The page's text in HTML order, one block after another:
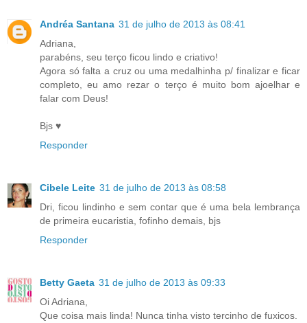
Andréa Santana 31 de julho de 2013 às 08:41
Adriana,
parabéns, seu terço ficou lindo e criativo!
Agora só falta a cruz ou uma medalhinha p/ finalizar e ficar
completo, eu amo rezar o terço é muito bom ajoelhar e
falar com Deus!
Bjs ♥
Responder
Cibele Leite 31 de julho de 2013 às 08:58
Dri, ficou lindinho e sem contar que é uma bela lembrança
de primeira eucaristia, fofinho demais, bjs
Responder
Betty Gaeta 31 de julho de 2013 às 09:33
Oi Adriana,
Que coisa mais linda! Nunca tinha visto tercinho de fuxicos.